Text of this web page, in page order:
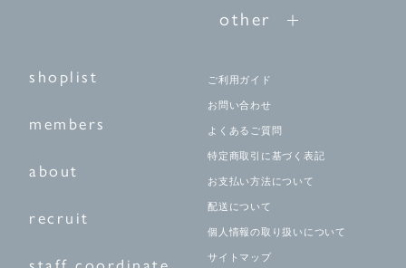
other
shoplist
members
about
recruit
ご利用ガイド
お問い合わせ
よくあるご質問
特定商取引に基づく表記
お支払い方法について
配送について
個人情報の取り扱いについて
サイトマップ